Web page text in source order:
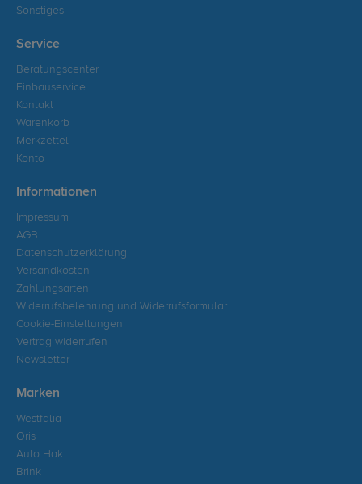
Sonstiges
Service
Beratungscenter
Einbauservice
Kontakt
Warenkorb
Merkzettel
Konto
Informationen
Impressum
AGB
Datenschutzerklärung
Versandkosten
Zahlungsarten
Widerrufsbelehrung und Widerrufsformular
Cookie-Einstellungen
Vertrag widerrufen
Newsletter
Marken
Westfalia
Oris
Auto Hak
Brink